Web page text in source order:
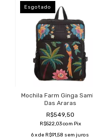
Esgotado
Mochila Farm Ginga
Das Araras
R$549,50
R$522,03com Pix
6x de R$91,58 sem juros